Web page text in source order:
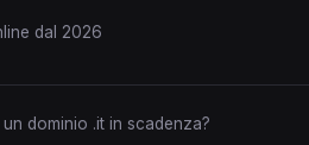
dal 2026
dominio .it in scadenza?